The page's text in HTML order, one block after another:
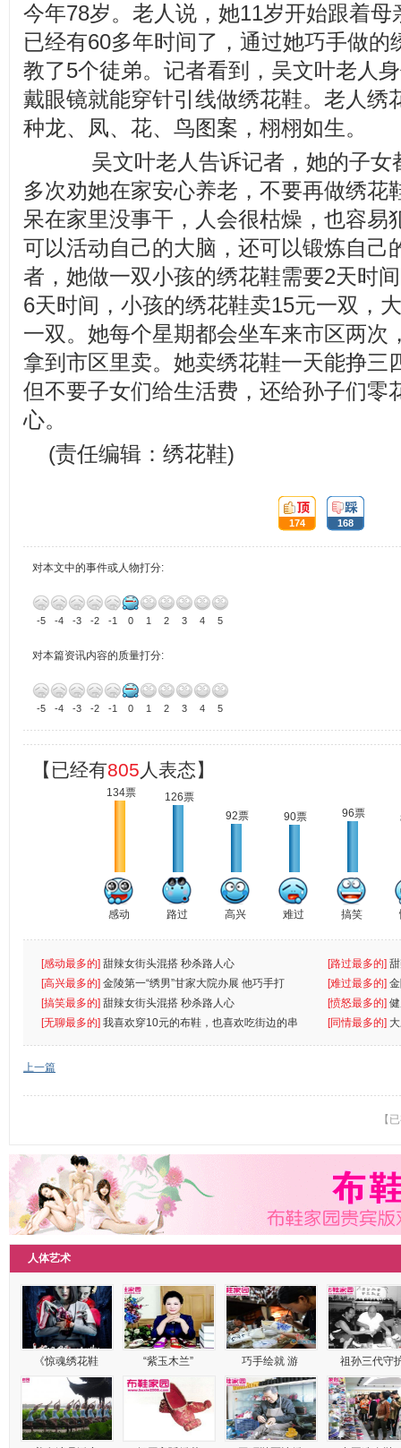
今年78岁。老人说，她11岁开始跟着
已经有60多年时间了，通过她巧手做的
教了5个徒弟。记者看到，吴文叶老人
戴眼镜就能穿针引线做绣花鞋。老人绣
种龙、凤、花、鸟图案，栩栩如生。
吴文叶老人告诉记者，她的子女
多次劝她在家安心养老，不要再做绣花
呆在家里没事干，人会很枯燥，也容易
可以活动自己的大脑，还可以锻炼自己
者，她做一双小孩的绣花鞋需要2天时
6天时间，小孩的绣花鞋卖15元一双，
一双。她每个星期都会坐车来市区两次
拿到市区里卖。她卖绣花鞋一天能挣三
但不要子女们给生活费，还给孙子们零
心。
(责任编辑：绣花鞋)
顶:
174
踩:
168
对本文中的事件或人物打分:
-5 -4 -3 -2 -1 0 1 2 3 4 5
对本篇资讯内容的质量打分:
-5 -4 -3 -2 -1 0 1 2 3 4 5
【已经有805 人表态】
134票
感动
126票
路过
92票
高兴
90票
难过
96票
搞笑
[感动最多的] 甜辣女街头混搭 秒杀路人心 [路过最多的]
[高兴最多的] 金陵第一“绣男”甘家大院办展 他巧手打 [难过最多的]
[搞笑最多的] 甜辣女街头混搭 秒杀路人心 [愤怒最多的]
[无聊最多的] 我喜欢穿10元的布鞋，也喜欢吃街边的串
串
[同情最多的]
上一篇
【
人体艺术
《惊魂绣花鞋 “紫玉木兰” 巧手绘就 游 祖孙三代守